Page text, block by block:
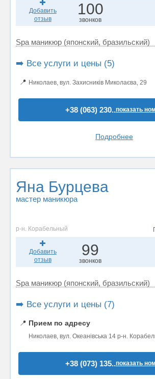
Добавить
отзыв
100
звонков
Spa маникюр (японский, бразильский)
➡️ Все услуги и цены (5)
📍 Николаев, вул. Захисників Миколаєва, 29
+38 (063) 230..показать
Подробнее
Яна Бурцева
мастер маникюра
р-н. Корабельный
Добавить
отзыв
99
звонков
Spa маникюр (японский, бразильский)
➡️ Все услуги и цены (7)
📍 Прием по адресу
Николаев, вул. Океанівська 14 р-н.
+38 (073) 135..показать